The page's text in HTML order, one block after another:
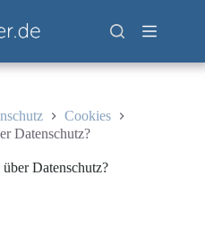
Cookies
Datenschutz?
Datenschutz?